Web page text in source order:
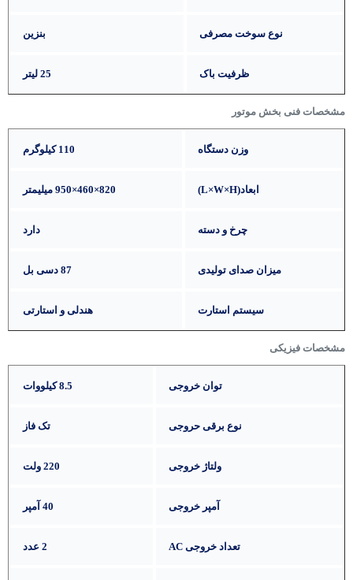
مشخصات فنی بخش موتور
نوع سوخت مصرفی بنزین
ظرفیت باک 25 لیتر
مشخصات فیزیکی
وزن دستگاه 110 کیلوگرم
ابعاد(L×W×H) 820×460×950 میلیمتر
چرخ و دسته دارد
میزان صدای تولیدی 87 دسی بل
سیستم استارت هندلی و استارتی
توان خروجی 8.5 کیلووات
نوع برقی حروجی تک فاز
ولتاژ خروجی 220 ولت
آمپر خروجی 40 آمپر
تعداد خروجی AC 2 عدد